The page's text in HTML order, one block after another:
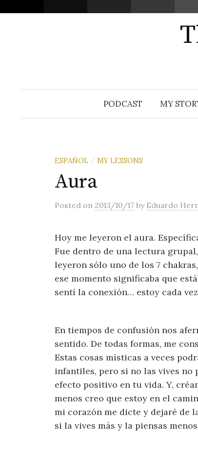
content
PODCAST MY
ESPAÑOL / MY LESSONS
Aura
Posted on 2013/10/17 by Eduardo
Hoy me leyeron el aura.
Fue dentro de una lectura
leyeron sólo uno de los 7
ese momento significaba que
sentí la conexión… estoy cada
En tiempos de confusión nos
sentido. De todas formas, me
Estas cosas místicas a veces
infantiles, pero si no las vives no
efecto positivo en tu vida. Y,
menos creo que estoy en el
mi corazón me dicte y dejaré de
si la vives más y la piensas